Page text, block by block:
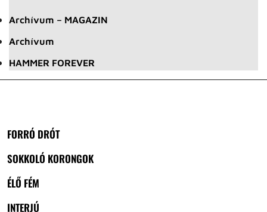
Archívum – MAGAZIN
Archívum
HAMMER FOREVER
FORRÓ DRÓT
SOKKOLÓ KORONGOK
ÉLŐ FÉM
INTERJÚ